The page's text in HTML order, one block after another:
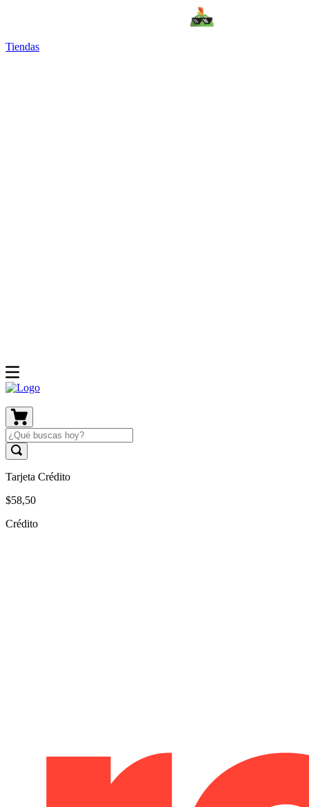
Tiendas
Tarjeta Crédito
$58,50
Crédito